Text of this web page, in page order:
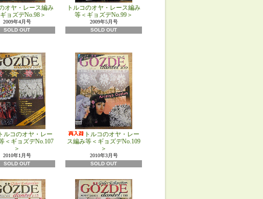
オヤ・レース編み
ョズデNo.98＞
2009年4月号
SOLD OUT
トルコのオヤ・レース編み
等＜ギョズデNo.99＞
2009年5月号
SOLD OUT
トルコのオヤ・レー
＜ギョズデNo.107
＞
2010年1月号
SOLD OUT
トルコのオヤ・レー
ス編み等＜ギョズデNo.109
＞
2010年3月号
SOLD OUT